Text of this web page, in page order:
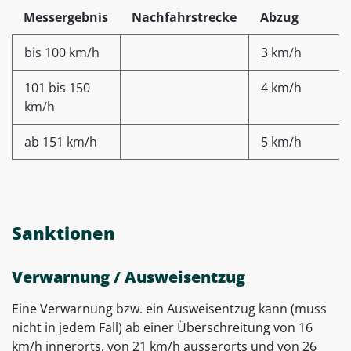
Messergebnis Nachfahrstrecke Abzug
bis 100 km/h 3 km/h
101 bis 150
km/h
4 km/h
ab 151 km/h 5 km/h
Sanktionen
Verwarnung / Ausweisentzug
Eine Verwarnung bzw. ein Ausweisentzug kann (muss
nicht in jedem Fall) ab einer Überschreitung von 16
km/h innerorts, von 21 km/h ausserorts und von 26